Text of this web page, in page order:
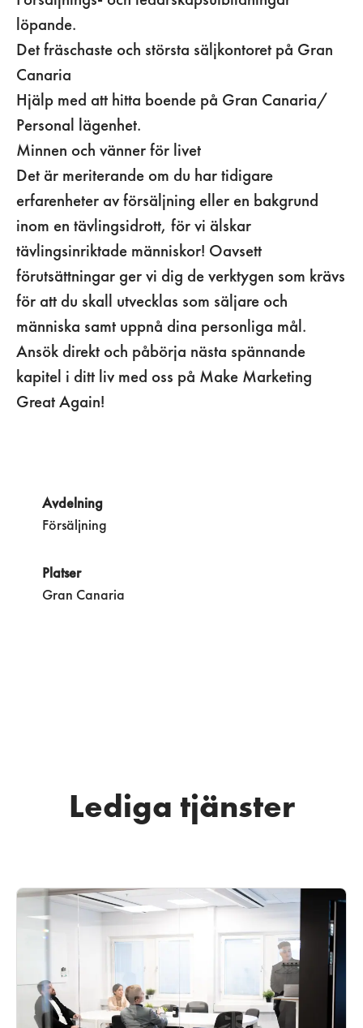
löpande.
Det fräschaste och största säljkontoret på Gran
Canaria
Hjälp med att hitta boende på Gran Canaria/
Personal lägenhet.
Minnen och vänner för livet
Det är meriterande om du har tidigare
erfarenheter av försäljning eller en bakgrund
inom en tävlingsidrott, för vi älskar
tävlingsinriktade människor! Oavsett
förutsättningar ger vi dig de verktygen som krävs
för att du skall utvecklas som säljare och
människa samt uppnå dina personliga mål.
Ansök direkt och påbörja nästa spännande
kapitel i ditt liv med oss på Make Marketing
Great Again!
Avdelning
Försäljning
Platser
Gran Canaria
Lediga tjänster